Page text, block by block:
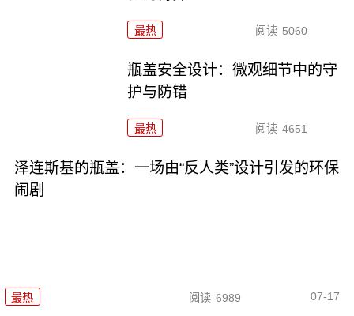
最热 阅读 5060
瓶盖安全设计：微观细节中的守
护与防错
最热 阅读 4651
泽连斯基的瓶盖：一场由“反人类”设计引发的环保
闹剧
最热 阅读 6989 07-17